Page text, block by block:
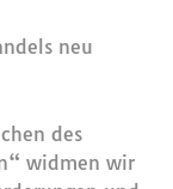
neu
des
widmen wir